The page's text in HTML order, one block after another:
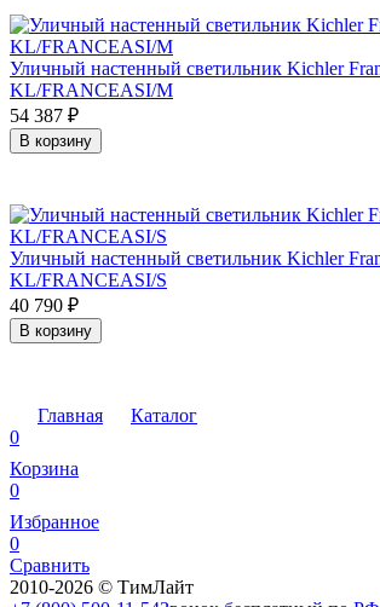
Уличный настенный светильник Kichler
KL/FRANCEASI/M
54 387 ₽
В корзину
Уличный настенный светильник Kichler
KL/FRANCEASI/S
40 790 ₽
В корзину
Главная
Каталог
0
Корзина
0
Избранное
0
Сравнить
2010-2026 © ТимЛайт